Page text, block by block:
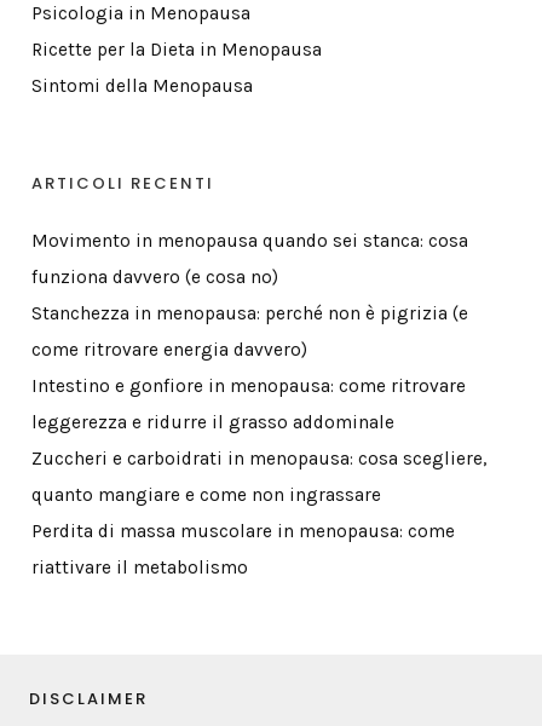
Psicologia in Menopausa
Ricette per la Dieta in Menopausa
Sintomi della Menopausa
ARTICOLI RECENTI
Movimento in menopausa quando sei stanca: cosa
funziona davvero (e cosa no)
Stanchezza in menopausa: perché non è pigrizia (e
come ritrovare energia davvero)
Intestino e gonfiore in menopausa: come ritrovare
leggerezza e ridurre il grasso addominale
Zuccheri e carboidrati in menopausa: cosa scegliere,
quanto mangiare e come non ingrassare
Perdita di massa muscolare in menopausa: come
riattivare il metabolismo
DISCLAIMER